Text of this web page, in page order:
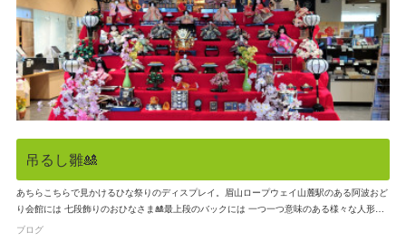
吊るし雛🎎
あちらこちらで見かけるひな祭りのディスプレイ。眉山ロープウェイ山麓駅のある阿波おど
り会館には 七段飾りのおひなさま🎎最上段のバックには 一つ一つ意味のある様々な人形…
ブログ